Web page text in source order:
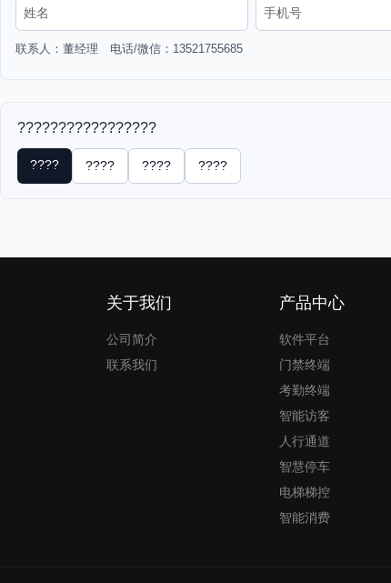
联系人：董经理 电话/微信：13521755685
?????????????????
???? ???? ???? ????
关于我们
公司简介
联系我们
产品中心
软件平台
门禁终端
考勤终端
智能访客
人行通道
智慧停车
电梯梯控
智能消费